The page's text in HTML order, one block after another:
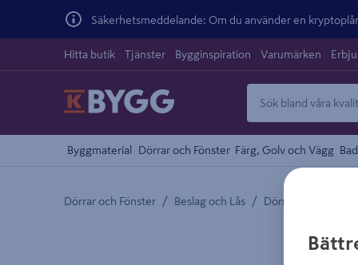
Säkerhetsmeddelande: Om du använder en
Hitta butik Tjänster Bygginspiration Varumärken
Byggmaterial Dörrar och Fönster Färg, Golv och Vägg
Dörrar och Fönster / Beslag och Lås / Dörr och